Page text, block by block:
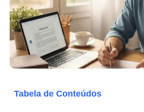
Tabela de Conteúdos